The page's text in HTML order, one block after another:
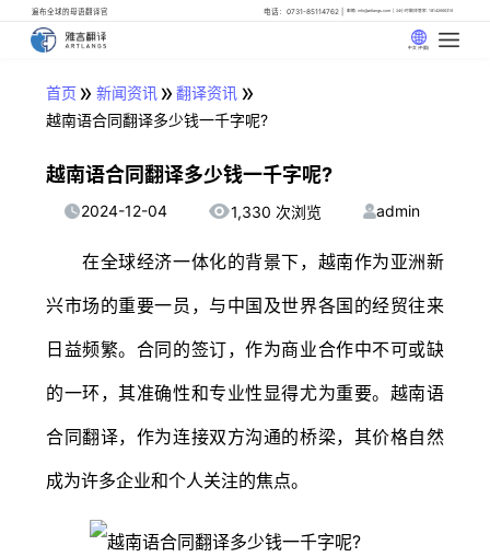
遍布全球的母语翻译官 电话：0731-85114762 邮箱: info@artlangs.com 24小时翻译管家: 18142666316
中文 (中国)
首页 » 新闻资讯» 翻译资讯 »
越南语合同翻译多少钱一千字呢?
越南语合同翻译多少钱一千字呢?
2024-12-04 1,330 次浏览 admin
在全球经济一体化的背景下，越南作为亚洲新
兴市场的重要一员，与中国及世界各国的经贸往来
日益频繁。合同的签订，作为商业合作中不可或缺
的一环，其准确性和专业性显得尤为重要。越南语
合同翻译，作为连接双方沟通的桥梁，其价格自然
成为许多企业和个人关注的焦点。